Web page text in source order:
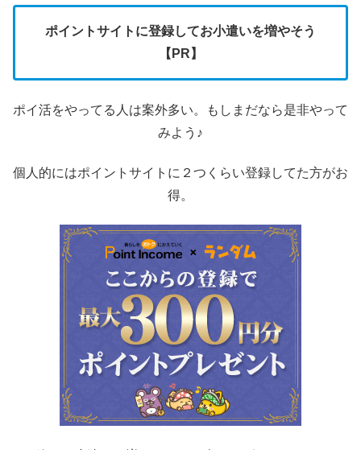
ポイントサイトに登録してお小遣いを増やそう
【PR】
ポイ活をやってる人は案外多い。もしまだなら是非やって
みよう♪
個人的にはポイントサイトに２つくらい登録してた方がお
得。